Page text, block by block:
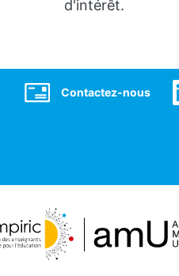
d'intérêt.
SocialContactez-nous